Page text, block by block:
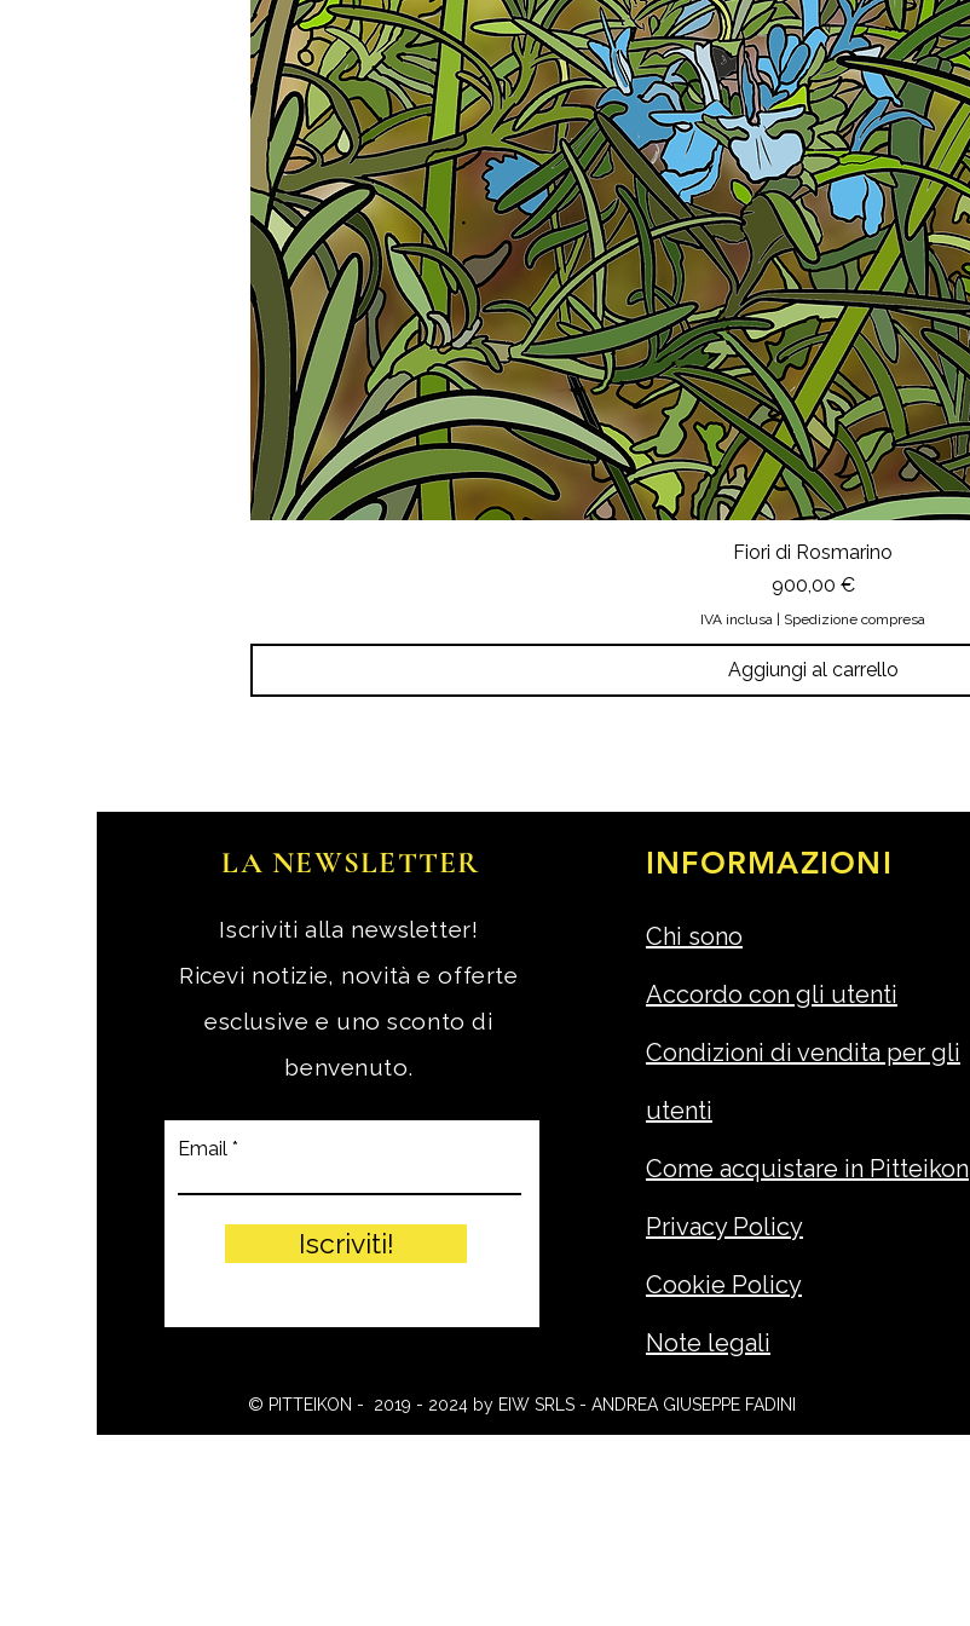
Fiori di Rosmarino
Prezzo
900,00 €
IVA inclusa Spedizione compresa
Aggiungi al carrello
LA NEWSLETTER
Iscriviti alla newsletter!
Ricevi notizie, novità e offerte
esclusive e uno sconto di
benvenuto.
Email
Iscriviti!
INFORMAZIONI
Chi sono
Accordo con gli utenti
Condizioni di vendita per gli
utenti
Come acquistare in Pitteikon
Privacy Policy
Cookie Policy
Note legali
© PITTEIKON - 2019 - 2024 by EIW SRLS - ANDREA GIUSEPPE FADINI